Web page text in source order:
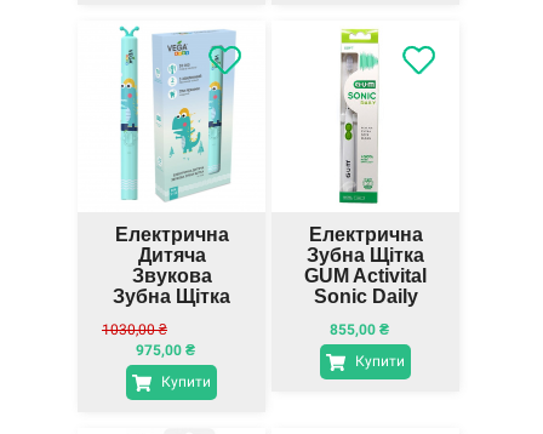
Електрична
Дитяча
Звукова
Зубна Щітка
500B
1030,00₴
975,00 ₴
Купити
Електрична
Зубна Щітка
GUM Activital
Sonic Daily
855,00 ₴
Купити